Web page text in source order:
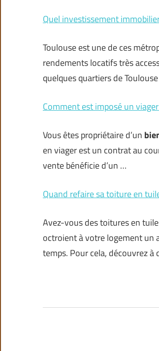
Quel investissement
Toulouse est une de ces
rendements locatifs très
quelques quartiers de
Comment est imposé un
Vous êtes propriétaire d’un
en viager est un contrat au
vente bénéficie d’un …
Quand refaire sa toiture en
Avez-vous des toitures en
octroient à votre logement un
temps. Pour cela, découvrez